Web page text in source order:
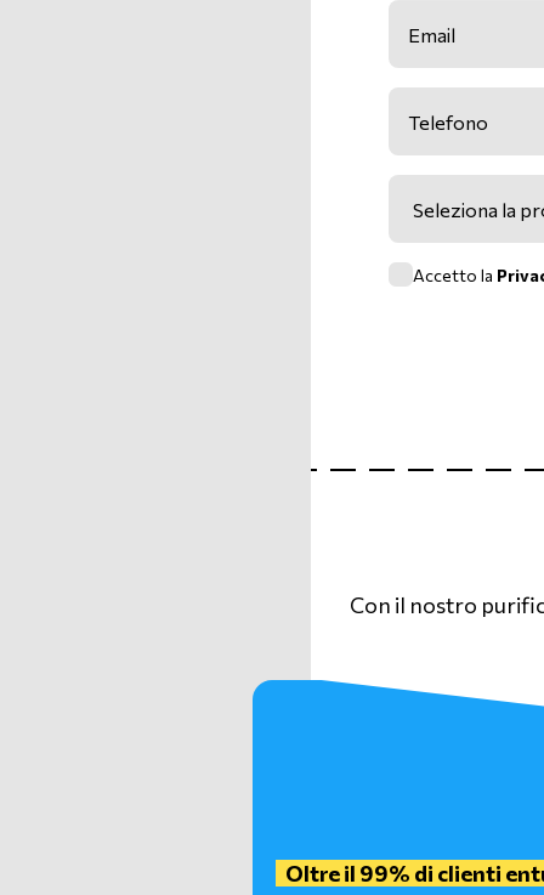
Email *
Telefono *
Provincia *
Accetto la
Con il nostro
Oltre il 99% di clienti